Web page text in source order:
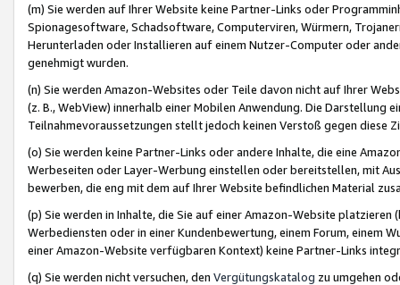
(m) Sie werden auf Ihrer Website keine Partner-Links oder
Spionagesoftware, Schadsoftware, Computerviren, Würmern,
Herunterladen oder Installieren auf einem Nutzer-Computer oder
genehmigt wurden.
(n) Sie werden Amazon-Websites oder Teile davon nicht auf Ihrer
(z. B., WebView) innerhalb einer Mobilen Anwendung. Die Darstellung
Teilnahmevoraussetzungen stellt jedoch keinen Verstoß gegen diese
(o) Sie werden keine Partner-Links oder andere Inhalte, die eine
Werbeseiten oder Layer-Werbung einstellen oder bereitstellen, mit
bewerben, die eng mit dem auf Ihrer Website befindlichen Material
(p) Sie werden in Inhalte, die Sie auf einer Amazon-Website
Werbediensten oder in einer Kundenbewertung, einem Forum, einem
einer Amazon-Website verfügbaren Kontext) keine Partner-Links
(q) Sie werden nicht versuchen, den Vergütungskatalog zu umgehen